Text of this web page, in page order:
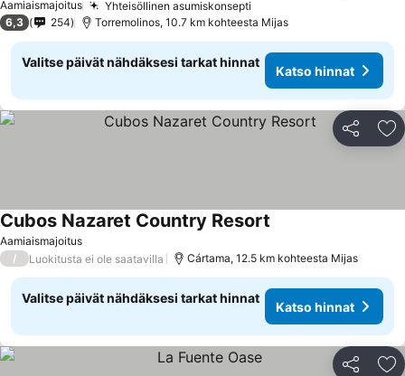
Aamiaismajoitus Yhteisöllinen asumiskonsepti
Katso hinnat
6,3 254 Torremolinos, 10.7 km kohteesta Mijas
Valitse päivät nähdäksesi tarkat hinnat
Katso hinnat
Jaa
Aamiaismajoitus
Cubos Nazaret Country Resort
/ Luokitusta ei ole saatavilla Cártama, 12.5 km kohteesta Mijas
Valitse päivät nähdäksesi tarkat hinnat
Katso hinnat
Jaa